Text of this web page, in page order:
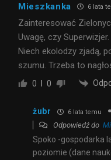
Mieszkanka 6 lata
Zainteresować
Uwagę, czy Superwizjer.
Niech ekolodzy zjadą,
szumu. Trzeba to
0 0
żubr 6 lata temu
Odpowiedź do
Spoko -gospodarka
poziomie (dane